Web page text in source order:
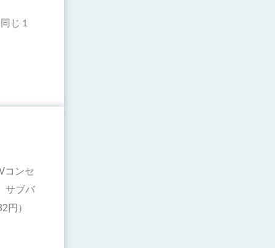
じ１
コンセ
サブバ
円）